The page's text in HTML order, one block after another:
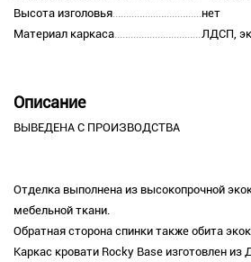
Высота изголовья
нет
Материал каркаса
ЛДСП,
Описание
ВЫВЕДЕНА С ПРОИЗВОДСТВА
Отделка выполнена из высокопрочной
мебельной ткани.
Обратная сторона спинки также обита
Каркас кровати Rocky Base изготовлен